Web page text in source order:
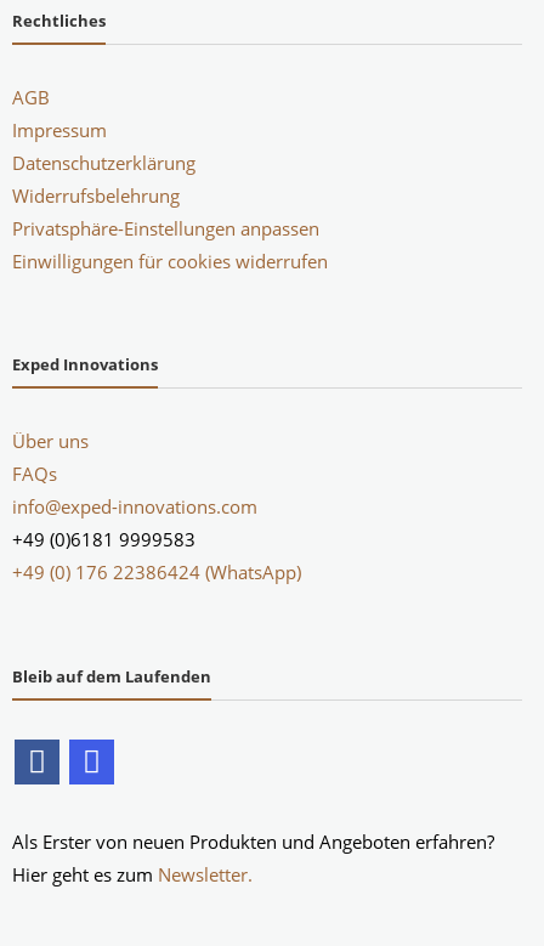
Rechtliches
AGB
Impressum
Datenschutzerklärung
Widerrufsbelehrung
Privatsphäre-Einstellungen anpassen
Einwilligungen für cookies widerrufen
Exped Innovations
Über uns
FAQs
info@exped-innovations.com
+49 (0)6181 9999583
+49 (0) 176 22386424 (WhatsApp)
Bleib auf dem Laufenden
Als Erster von neuen Produkten und Angeboten erfahren?
Hier geht es zum Newsletter.